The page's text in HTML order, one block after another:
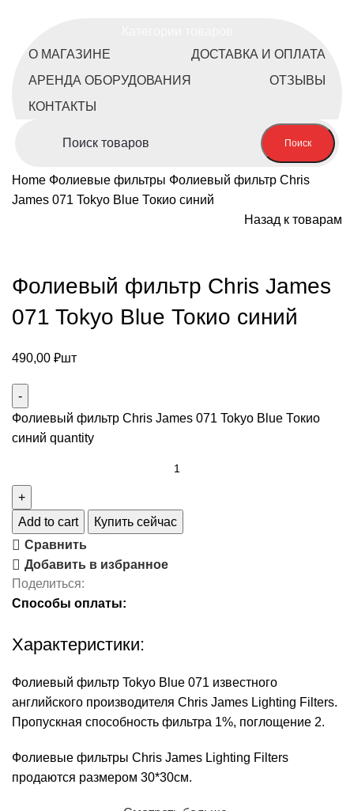
О МАГАЗИНЕ
ДОСТАВКА И ОПЛАТА
АРЕНДА ОБОРУДОВАНИЯ
ОТЗЫВЫ
КОНТАКТЫ
Поиск
Home Фолиевые фильтры Фолиевый фильтр Chris
James 071 Tokyo Blue Токио синий
Назад к товарам
Фолиевый фильтр Chris James
071 Tokyo Blue Токио синий
490,00 ₽шт
Фолиевый фильтр Chris James 071 Tokyo Blue Токио
синий quantity
Add to cart
Купить сейчас
Сравнить
Добавить в избранное
Поделиться:
Способы оплаты:
Характеристики:
Фолиевый фильтр Tokyo Blue 071 известного
английского производителя Chris James Lighting Filters.
Пропускная способность фильтра 1%, поглощение 2.
Фолиевые фильтры Chris James Lighting Filters
продаются размером 30*30см.